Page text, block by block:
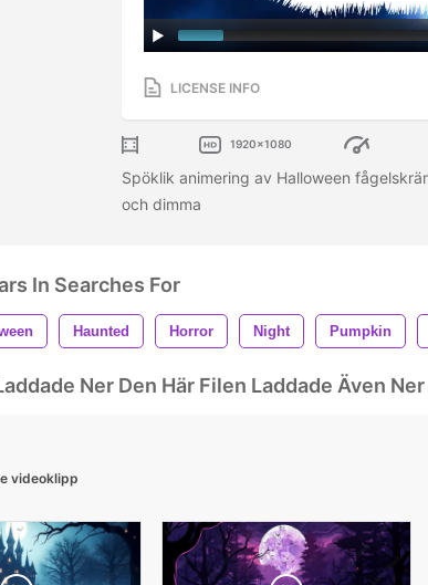
LICENSE INFO
1920x1080
Spöklik animering av Halloween
och dimma
In Searches For
Haunted Horror Night Pumpkin
Ner Den Här Filen Laddade Även Ner
videoklipp